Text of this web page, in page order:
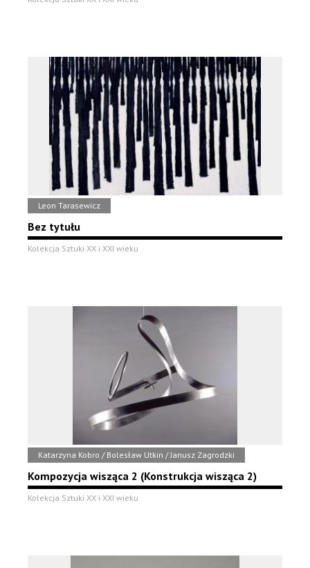
Leon Tarasewicz
Bez tytułu
Kolekcja Sztuki XX i XXI wieku
Katarzyna Kobro / Bolesław Utkin / Janusz Zagrodzki
Kompozycja wisząca 2 (Konstrukcja wisząca 2)
Kolekcja Sztuki XX i XXI wieku